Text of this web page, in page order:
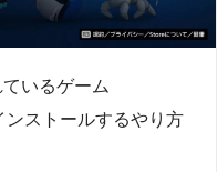
いるゲーム
ンストールするやり方